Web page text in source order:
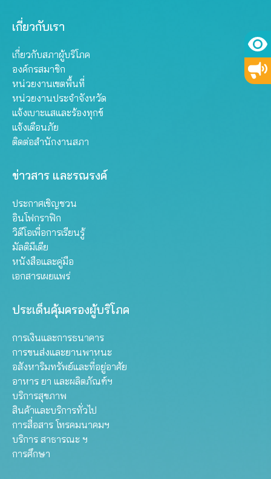
เกี่ยวกับเรา
เกี่ยวกับสภาผู้บริโภค
องค์กรสมาชิก
หน่วยงานเขตพื้นที่
หน่วยงานประจำจังหวัด
แจ้งเบาะแสและร้องทุกข์
แจ้งเตือนภัย
ติดต่อสำนักงานสภา
ข่าวสาร และรณรงค์
ประกาศเชิญชวน
อินโฟกราฟิก
วิดีโอเพื่อการเรียนรู้
มัลติมีเดีย
หนังสือและคู่มือ
เอกสารเผยแพร่
ประเด็นคุ้มครองผู้บริโภค
การเงินและการธนาคาร
การขนส่งและยานพาหนะ
อสังหาริมทรัพย์และที่อยู่อาศัย
อาหาร ยา และผลิตภัณฑ์ฯ
บริการสุขภาพ
สินค้าและบริการทั่วไป
การสื่อสาร โทรคมนาคมฯ
บริการ สาธารณะ ฯ
การศึกษา